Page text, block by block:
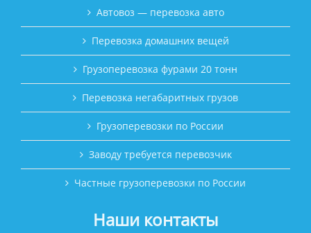
Автовоз — перевозка авто
Перевозка домашних вещей
Грузоперевозка фурами 20 тонн
Перевозка негабаритных грузов
Грузоперевозки по России
Заводу требуется перевозчик
Частные грузоперевозки по России
Наши контакты